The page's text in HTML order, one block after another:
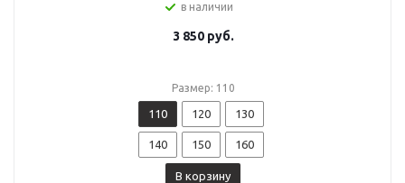
в наличии
3 850руб.
Размер: 110
110 120 130
140 150 160
В корзину